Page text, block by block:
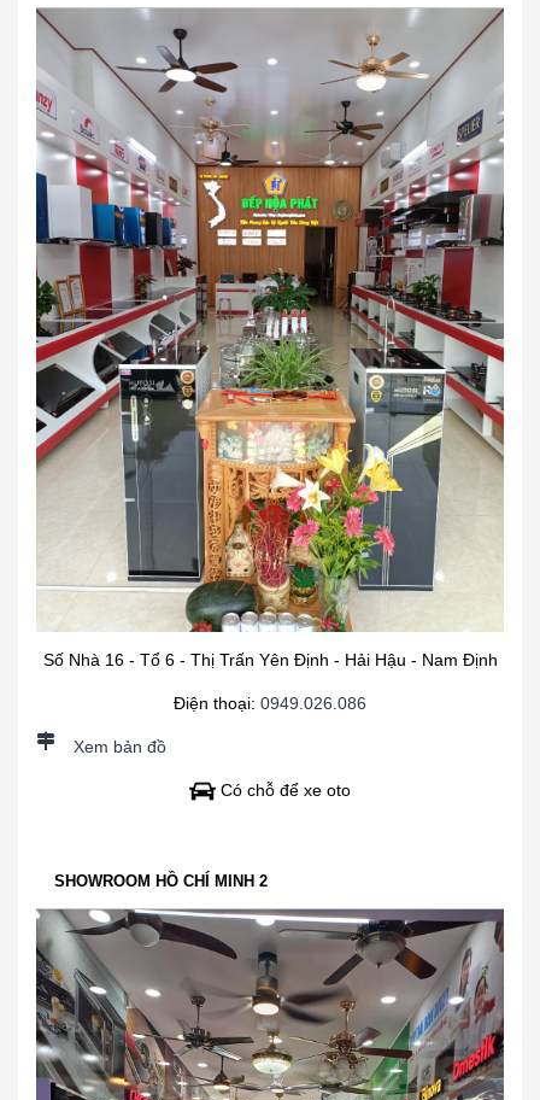
Số Nhà 16 - Tổ 6 - Thị Trấn Yên Định - Hải Hậu - Nam Định
Điện thoại: 0949.026.086
Xem bản đồ
Có chỗ để xe oto
SHOWROOM HỒ CHÍ MINH 2